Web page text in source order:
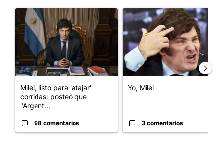
Un artículo de tendencia con el título "Milei, listo para 'atajar'
Milei, listo para 'atajar'
corridas: posteó que
"Argent...
98 comentarios
Un artículo de tendencia con
Yo, Milei
3 comentarios